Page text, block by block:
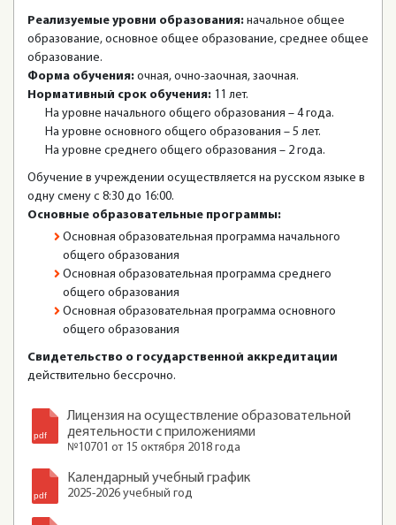
Реализуемые уровни образования: начальное общее
образование, основное общее образование, среднее общее
образование.
Форма обучения: очная, очно-заочная, заочная.
Нормативный срок обучения: 11 лет.
На уровне начального общего образования – 4 года.
На уровне основного общего образования – 5 лет.
На уровне среднего общего образования – 2 года.
Обучение в учреждении осуществляется на русском языке в
одну смену с 8:30 до 16:00.
Основные образовательные программы:
Основная образовательная программа начального
общего образования
Основная образовательная программа среднего
общего образования
Основная образовательная программа основного
общего образования
Свидетельство о государственной аккредитации
действительно бессрочно.
Лицензия на осуществление образовательной
деятельности с приложениями
№10701 от 15 октября 2018 года
Календарный учебный график
2025-2026 учебный год